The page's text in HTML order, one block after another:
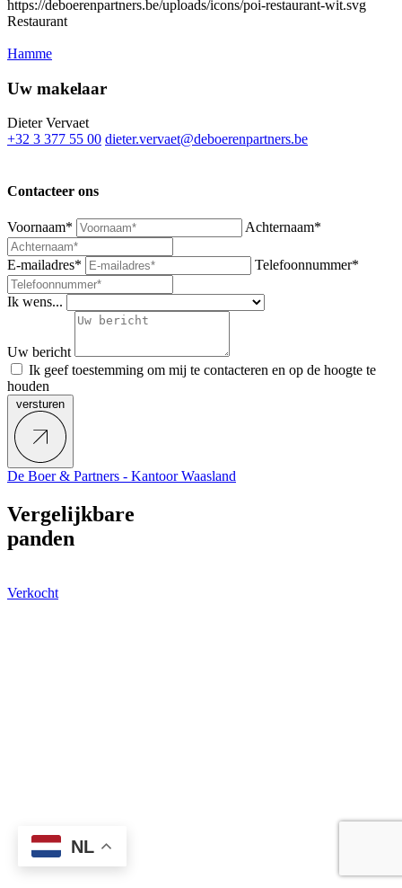
https://deboerenpartners.be/uploads/icons/poi-restaurant-wit.svg
Restaurant
Hamme
Uw makelaar
Dieter Vervaet
+32 3 377 55 00 dieter.vervaet@deboerenpartners.be
Contacteer ons
Voornaam* Achternaam*
E-mailadres* Telefoonnummer*
Ik wens...
Uw bericht
Ik geef toestemming om mij te contacteren en op de hoogte te
houden
versturen
De Boer & Partners - Kantoor Waasland
Vergelijkbare
panden
Verkocht
NL